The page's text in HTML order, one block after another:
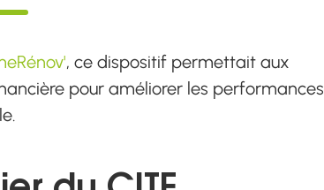
, ce dispositif permettait aux
pour améliorer les performances